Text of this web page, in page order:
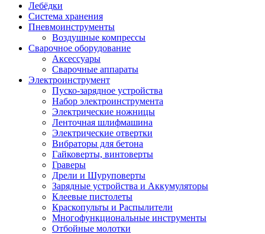
Лебёдки
Система хранения
Пневмоинструменты
Воздушные компрессы
Сварочное оборудование
Аксессуары
Сварочные аппараты
Электроинструмент
Пуско-зарядное устройства
Набор электроинструмента
Электрические ножницы
Ленточная шлифмашина
Электрические отвертки
Вибраторы для бетона
Гайковерты, винтоверты
Граверы
Дрели и Шуруповерты
Зарядные устройства и Аккумуляторы
Клеевые пистолеты
Краскопульты и Распылители
Многофункциональные инструменты
Отбойные молотки